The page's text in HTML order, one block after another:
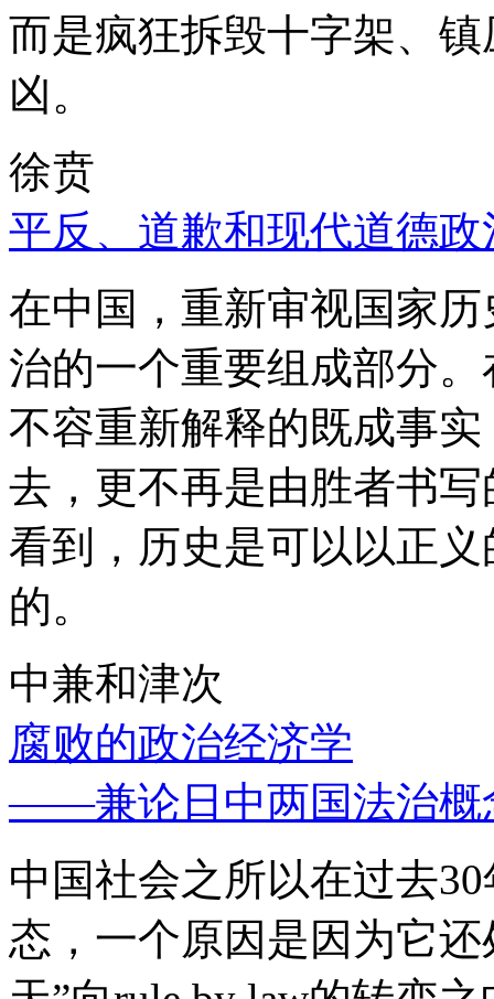
而是疯狂拆毁十字架、
凶。
徐贲
平反、道歉和现代道德政
在中国，重新审视国家
治的一个重要组成部分
不容重新解释的既成事
去，更不再是由胜者书
看到，历史是可以以正
的。
中兼和津次
腐败的政治经济学
——兼论日中两国法治概
中国社会之所以在过去
态，一个原因是因为它